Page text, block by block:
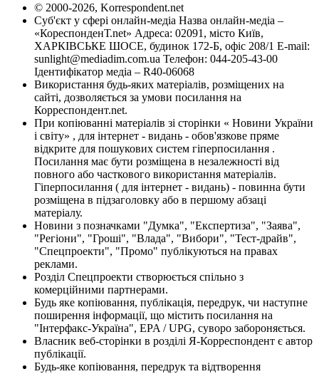
© 2000-2026, Korrespondent.net
Суб'єкт у сфері онлайн-медіа Назва онлайн-медіа –
«КореспонденТ.net» Адреса: 02091, місто Київ,
ХАРКІВСЬКЕ ШОСЕ, будинок 172-Б, офіс 208/1 E-mail:
sunlight@mediadim.com.ua Телефон: 044-205-43-00
Ідентифікатор медіа – R40-06068
Використання будь-яких матеріалів, розміщених на
сайті, дозволяється за умови посилання на
Корреспондент.net.
При копіюванні матеріалів зі сторінки « Новини України
і світу» , для інтернет - видань - обов'язкове пряме
відкрите для пошукових систем гіперпосилання .
Посилання має бути розміщена в незалежності від
повного або часткового використання матеріалів.
Гіперпосилання ( для інтернет - видань) - повинна бути
розміщена в підзаголовку або в першому абзаці
матеріалу.
Новини з позначками "Думка", "Експертиза", "Заява",
"Регіони", "Гроші", "Влада", "Вибори", "Тест-драйв",
"Спецпроекти", "Промо" публікуються на правах
реклами.
Розділ Спецпроекти створюється спільно з
комерційними партнерами.
Будь яке копіювання, публікація, передрук, чи наступне
поширення інформації, що містить посилання на
"Інтерфакс-Україна", EPA / UPG, суворо забороняється.
Власник веб-сторінки в розділі Я-Корреспондент є автор
публікації.
Будь-яке копіювання, передрук та відтворення